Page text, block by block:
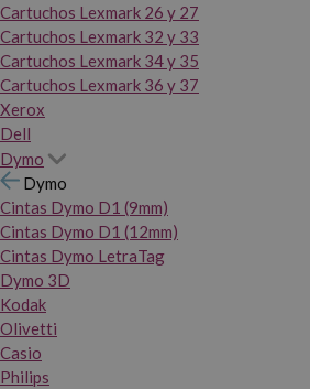
Cartuchos Lexmark 26 y 27
Cartuchos Lexmark 32 y 33
Cartuchos Lexmark 34 y 35
Cartuchos Lexmark 36 y 37
Xerox
Dell
Dymo
Dymo
Cintas Dymo D1 (9mm)
Cintas Dymo D1 (12mm)
Cintas Dymo LetraTag
Dymo 3D
Kodak
Olivetti
Casio
Philips